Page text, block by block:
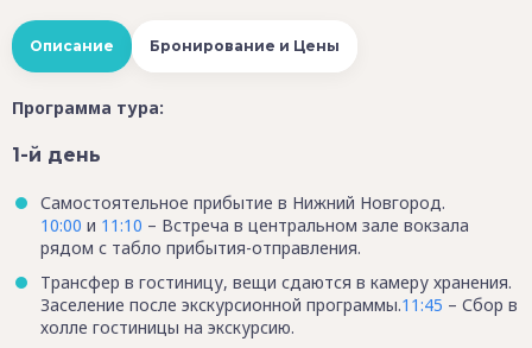
Описание Бронирование и Цены
Программа тура:
1-й день
Самостоятельное прибытие в Нижний Новгород.
10:00 и 11:10 – Встреча в центральном зале вокзала
рядом с табло прибытия-отправления.
Трансфер в гостиницу, вещи сдаются в камеру хранения.
Заселение после экскурсионной программы.11:45 – Сбор в
холле гостиницы на экскурсию.